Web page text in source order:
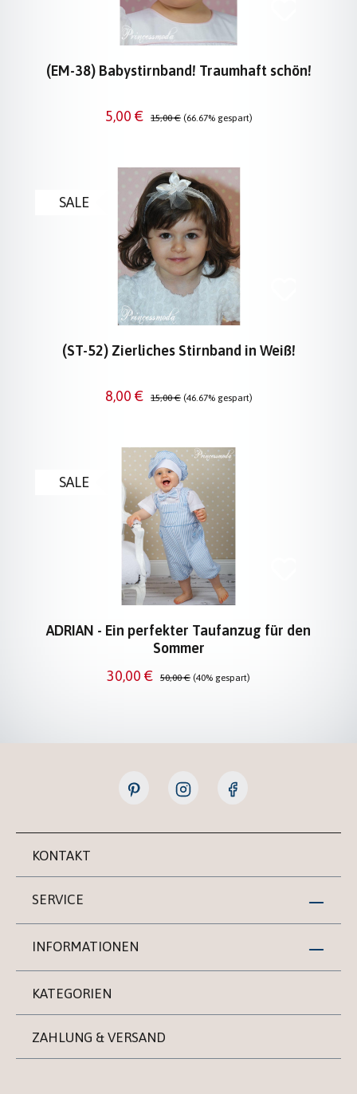
SALE
(EM-38) Babystirnband! Traumhaft schön!
Verkaufspreis:
5,00 € Regulärer Preis:
15,00 € (66.67% gespart)
SALE
(ST-52) Zierliches Stirnband in Weiß!
Verkaufspreis:
8,00 € Regulärer Preis:
15,00 € (46.67% gespart)
ADRIAN - Ein perfekter Taufanzug für den
Sommer
Verkaufspreis:
30,00 € Regulärer Preis:
50,00 € (40% gespart)
KONTAKT
SERVICE
INFORMATIONEN
KATEGORIEN
ZAHLUNG & VERSAND